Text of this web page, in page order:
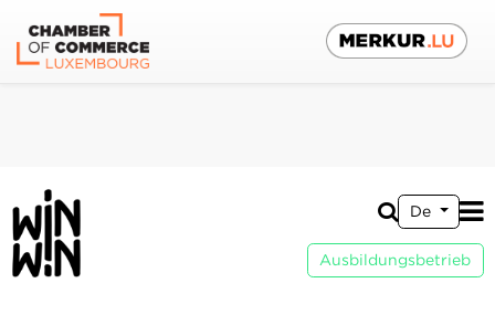
De
Ausbildungsbetrieb